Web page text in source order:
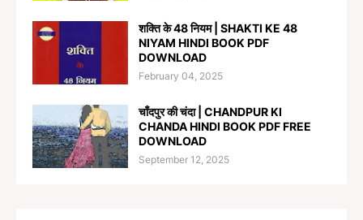
शक्ति के 48 नियम | SHAKTI KE 48
NIYAM HINDI BOOK PDF
DOWNLOAD
February 04, 2025
चाँदपुर की चंदा | CHANDPUR KI
CHANDA HINDI BOOK PDF FREE
DOWNLOAD
September 12, 2025